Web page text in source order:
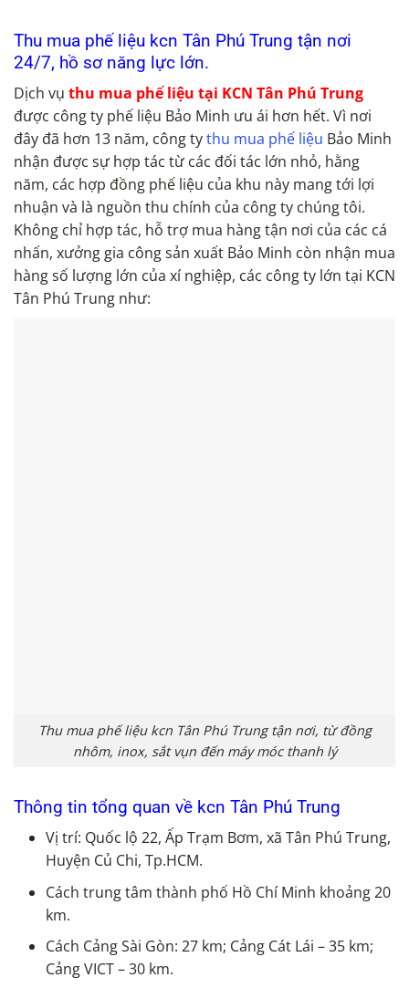
Thu mua phế liệu kcn Tân Phú Trung tận nơi
24/7, hồ sơ năng lực lớn.
Dịch vụ thu mua phế liệu tại KCN Tân Phú Trung
được công ty phế liệu Bảo Minh ưu ái hơn hết. Vì nơi
đây đã hơn 13 năm, công tythu mua phế liệu Bảo Minh
nhận được sự hợp tác từ các đối tác lớn nhỏ, hằng
năm, các hợp đồng phế liệu của khu này mang tới lợi
nhuận và là nguồn thu chính của công ty chúng tôi.
Không chỉ hợp tác, hỗ trợ mua hàng tận nơi của các cá
nhấn, xưởng gia công sản xuất Bảo Minh còn nhận mua
hàng số lượng lớn của xí nghiệp, các công ty lớn tại KCN
Tân Phú Trung như:
Thu mua phế liệu kcn Tân Phú Trung tận nơi, từ đồng
nhôm, inox, sắt vụn đến máy móc thanh lý
Thông tin tổng quan về kcn Tân Phú Trung
Vị trí: Quốc lộ 22, Ấp Trạm Bơm, xã Tân Phú Trung,
Huyện Củ Chi, Tp.HCM.
Cách trung tâm thành phố Hồ Chí Minh khoảng 20
km.
Cách Cảng Sài Gòn: 27 km; Cảng Cát Lái – 35 km;
Cảng VICT – 30 km.